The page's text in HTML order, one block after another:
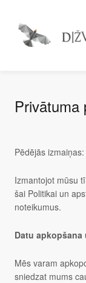
Privātuma
Pēdējās
Izmantojot mūsu
šai Politikai un
noteikumus.
Datu
Mēs varam
sniedzat mums